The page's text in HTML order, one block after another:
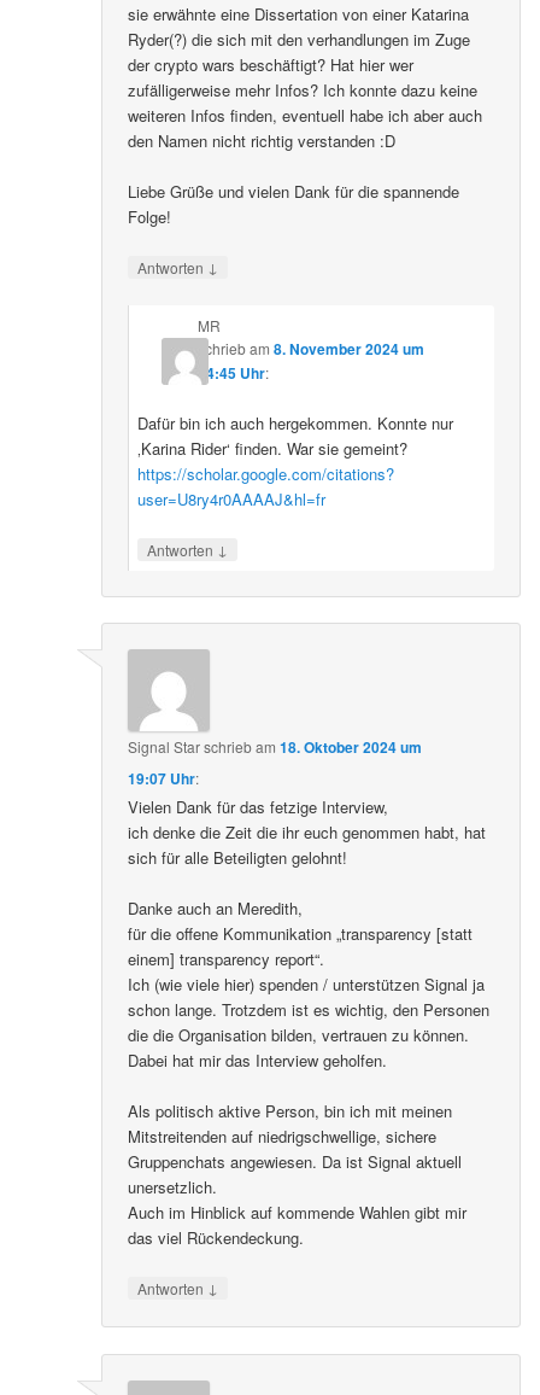
sie erwähnte eine Dissertation von einer Katarina
Ryder(?) die sich mit den verhandlungen im Zuge
der crypto wars beschäftigt? Hat hier wer
zufälligerweise mehr Infos? Ich konnte dazu keine
weiteren Infos finden, eventuell habe ich aber auch
den Namen nicht richtig verstanden :D
Liebe Grüße und vielen Dank für die spannende
Folge!
Antworten ↓
MR
schriebam 8. November 2024 um
14:45 Uhr:
Dafür bin ich auch hergekommen. Konnte nur
‚Karina Rider‘ finden. War sie gemeint?
https://scholar.google.com/citations?
user=U8ry4r0AAAAJ&hl=fr
Antworten ↓
Signal Starschriebam18. Oktober 2024 um
19:07 Uhr:
Vielen Dank für das fetzige Interview,
ich denke die Zeit die ihr euch genommen habt, hat
sich für alle Beteiligten gelohnt!
Danke auch an Meredith,
für die offene Kommunikation „transparency [statt
einem] transparency report“.
Ich (wie viele hier) spenden / unterstützen Signal ja
schon lange. Trotzdem ist es wichtig, den Personen
die die Organisation bilden, vertrauen zu können.
Dabei hat mir das Interview geholfen.
Als politisch aktive Person, bin ich mit meinen
Mitstreitenden auf niedrigschwellige, sichere
Gruppenchats angewiesen. Da ist Signal aktuell
unersetzlich.
Auch im Hinblick auf kommende Wahlen gibt mir
das viel Rückendeckung.
Antworten ↓